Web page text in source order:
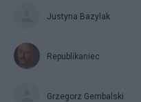
Justyna Bazylak
Republikaniec
Grzegorz Gembalski